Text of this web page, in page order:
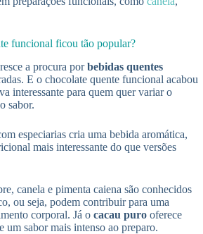
funcional ficou tão popular?
a procura porbebidas quentes
E o chocolate quente funcional acabou
interessante para quem quer variar o
sabor.
especiarias cria uma bebida aromática,
mais interessante do que versões
canela e pimenta caiena são conhecidos
ou seja, podem contribuir para uma
corporal. Já o cacau puro oferece
um sabor mais intenso ao preparo.